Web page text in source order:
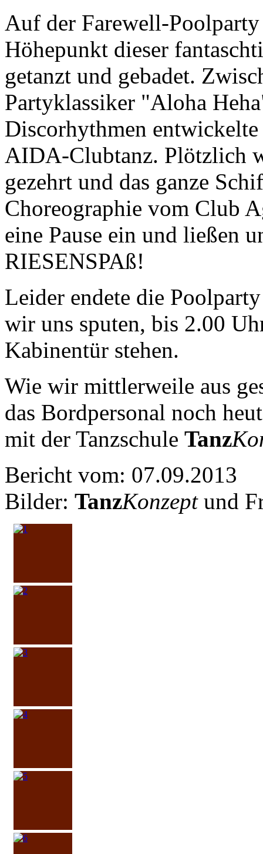
Auf der Farewell-
Höhepunkt dieser
getanzt und gebadet.
Partyklassiker "Aloha
Discorhythmen
AIDA-Clubtanz. Plötzlich
gezehrt und das ganze
Choreographie vom Club
eine Pause ein und ließen
RIESENSPAß!
Leider endete die
wir uns sputen, bis 2.00
Kabinentür stehen.
Wie wir mittlerweile aus
das Bordpersonal noch
mit der Tanzschule Tanz
Bericht vom: 07.09.2013
Bilder: TanzKonzeptund